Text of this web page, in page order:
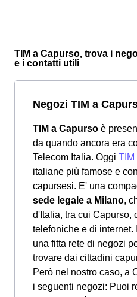
TIM a Capurso, trova i
e i contatti utili
Negozi TIM a
TIM a Capurso è
da quando ancora era
Telecom Italia. Oggi TIM
italiane più famose e
capursesi. E' una
sede legale a Milano,
d'Italia, tra cui Capurso,
telefoniche e di internet.
una fitta rete di negozi
trovare dai cittadini
Però nel nostro caso, a
i seguenti negozi: Puoi